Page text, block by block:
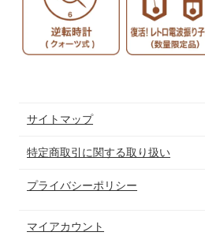
サイトマップ
特定商取引に関する取り扱い
プライバシーポリシー
マイアカウント